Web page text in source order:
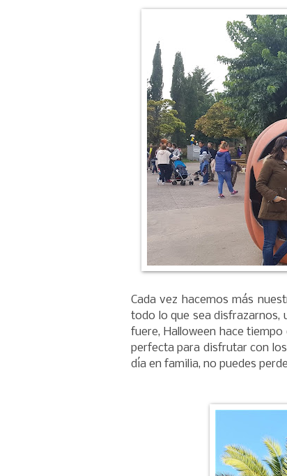
Cada vez hacemos más
todo lo que sea disfrazarnos,
fuere, Halloween hace
perfecta para disfrutar con
día en familia, no puedes